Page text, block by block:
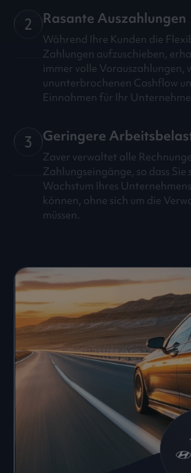
2 Rasante Auszahlungen
Während Ihre Kunden die
Zahlungen aufzuschieben,
immer volle Vorauszahlungen,
ununterbrochenen Cashflow
Einnahmen für Ihr
3 Geringere
Zaver verwaltet alle
Zahlungseingänge, so dass Sie
Wachstum Ihres
können, ohne sich um die
müssen.